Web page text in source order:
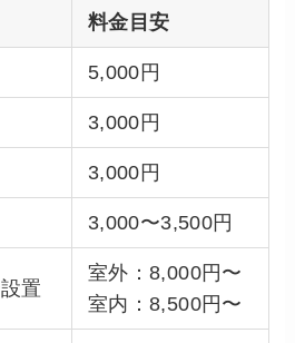
料金目安
5,000円
3,000円
3,000円
3,000〜3,500円
置
室外：8,000円〜
室内：8,500円〜